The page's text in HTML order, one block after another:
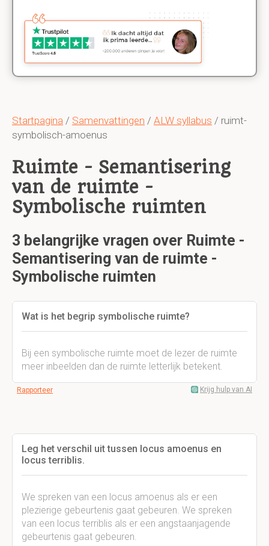
Startpagina / Samenvattingen / ALW syllabus / ruimt-
symbolisch-amoenus
Ruimte - Semantisering
van de ruimte -
Symbolische ruimten
3 belangrijke vragen over Ruimte -
Semantisering van de ruimte -
Symbolische ruimten
Wat is het begrip symbolische ruimte?
Bij een symbolische ruimte moet de lezer de ruimte
meer inbeelden dan de ruimte letterlijk betekent.
Rapporteer Krijg hulp van AI
Leg het verschil uit tussen locus amoenus en
locus terriblis.
We spreken van een locus amoenus als er een
plezierige gebeurtenis gaat gebeuren. We spreken
van een locus terriblis als er een angstaanjagende
gebeurtenis gaat gebeuren.